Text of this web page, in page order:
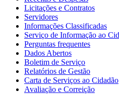
Licitações e Contratos
Servidores
Informações Classificadas
Serviço de Informação ao
Perguntas frequentes
Dados Abertos
Boletim de Serviço
Relatórios de Gestão
Carta de Serviços ao Cidadão
Avaliação e Correição